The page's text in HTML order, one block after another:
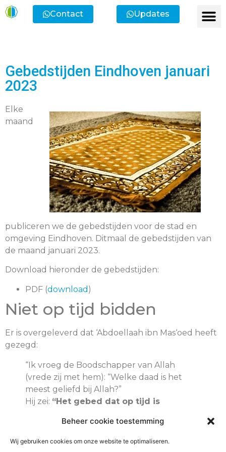
Beheer cookie toestemming
Wij gebruiken cookies om onze website te optimaliseren.
Contact Updates
Gebedstijden Eindhoven januari
2023
Elke
maand
publiceren we de gebedstijden voor de stad en
omgeving Eindhoven. Ditmaal de gebedstijden van
de maand januari 2023.
Download hieronder de gebedstijden:
PDF (download )
Niet op tijd bidden
Er is overgeleverd dat ‘Abdoellaah ibn Mas‘oed heeft
gezegd:
“Ik vroeg de Boodschapper van Allah
(vrede zij met hem): “Welke daad is het
meest geliefd bij Allah?”
Hij zei: “Het gebed dat op tijd is
Ik zei: “(En) daarna?” Hij zei:“De ouders
eerbiedigen.”